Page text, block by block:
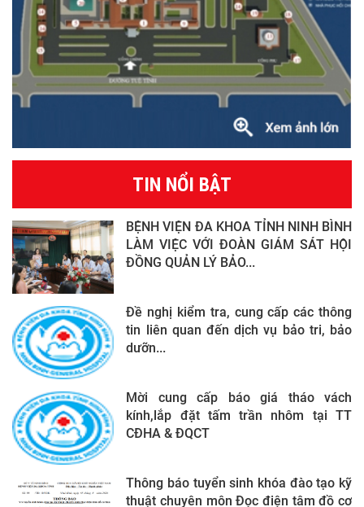
TIN NỔI BẬT
BỆNH VIỆN ĐA KHOA TỈNH NINH BÌNH
LÀM VIỆC VỚI ĐOÀN GIÁM SÁT HỘI
ĐỒNG QUẢN LÝ BẢO...
Đề nghị kiểm tra, cung cấp các thông
tin liên quan đến dịch vụ bảo tri, bảo
dưỡn...
Mời cung cấp báo giá tháo vách
kính,lắp đặt tấm trần nhôm tại TT
CĐHA & ĐQCT
Thông báo tuyển sinh khóa đào tạo kỹ
thuật chuyên môn Đọc điện tâm đồ cơ